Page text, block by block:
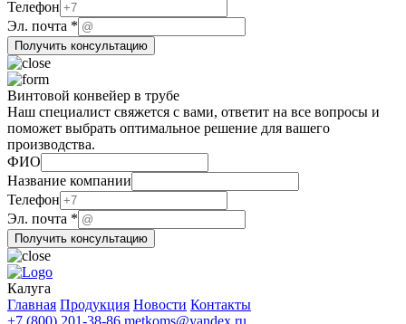
Телефон
ФИО
компании
Телефон
Эл. почта *
Получить консультацию
Винтовой конвейер в трубе
Наш специалист свяжется с вами, ответит на все вопросы и
поможет выбрать оптимальное решение для вашего
производства.
ФИО
Название компании
Телефон
Телефон
почта
Эл.
Эл. почта *
Получить консультацию
Калуга
Главная Продукция Новости Контакты
+7 (800) 201-38-86 metkoms@yandex.ru